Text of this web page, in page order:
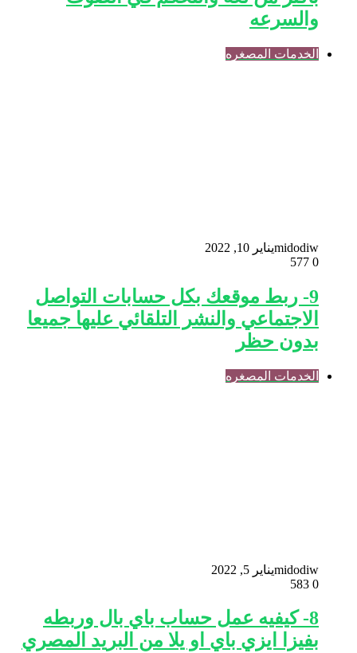
والسرعه
الخدمات المصغره
midodiwيناير 10, 2022
0
9- ربط موقعك بكل حسابات التواصل
الاجتماعي والنشر التلقائي عليها جميعا
بدون حظر
الخدمات المصغره
midodiwيناير 5, 2022
0
8- كيفيه عمل حساب باي بال وربطه
بفيزا ايزي باي او يلا من البريد المصري